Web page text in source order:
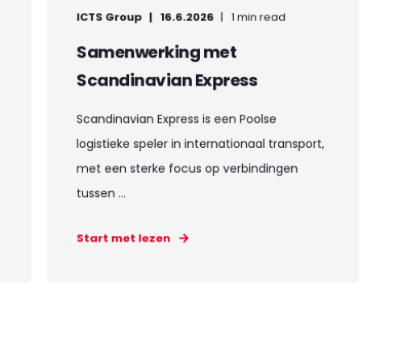
ICTS Group 16.6.2026 1 min read
Samenwerking met
Scandinavian Express
Scandinavian Express is een Poolse
logistieke speler in internationaal transport,
met een sterke focus op verbindingen
tussen ...
Start met lezen